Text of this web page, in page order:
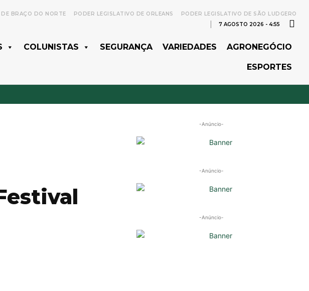
BRAÇO DO NORTE PODER LEGISLATIVO DE ORLEANS
PODER LEGISLATIVO DE SÃO LUDGERO
7 AGOSTO 2026 - 4:55
COLUNISTAS SEGURANÇA VARIEDADES AGRONEGÓCIO
ESPORTES
-Anúncio-
-Anúncio-
-Anúncio-